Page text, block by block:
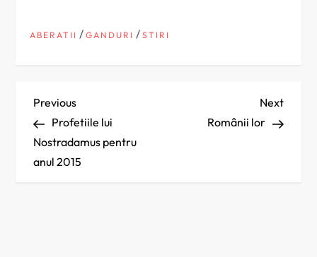
ABERATII /GANDURI /STIRI
N
a
v
Previous
Post
Previous
Profetiile lui
Nostradamus pentru
anul 2015
Next
Post
Next
Românii lor